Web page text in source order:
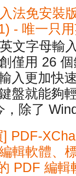
法免安裝
- 唯一只
文字母輸
僅用 26
入更加快
盤就能夠
，除了
] PDF-
輯軟體、
PDF 編輯